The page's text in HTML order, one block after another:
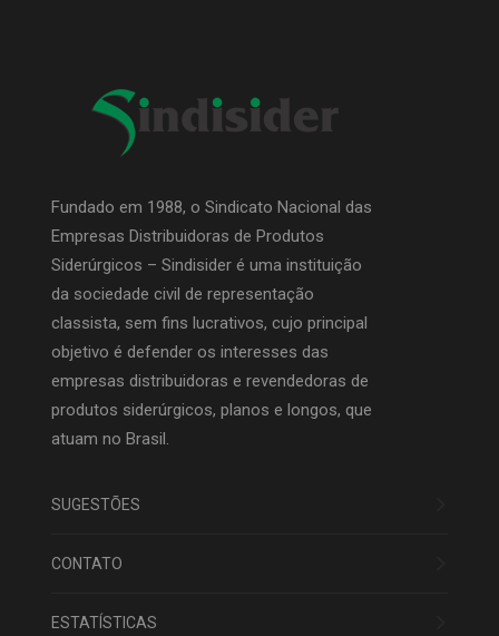
Fundado em 1988, o Sindicato Nacional das
Empresas Distribuidoras de Produtos
Siderúrgicos – Sindisider é uma instituição
da sociedade civil de representação
classista, sem fins lucrativos, cujo principal
objetivo é defender os interesses das
empresas distribuidoras e revendedoras de
produtos siderúrgicos, planos e longos, que
atuam no Brasil.
SUGESTÕES
CONTATO
ESTATÍSTICAS